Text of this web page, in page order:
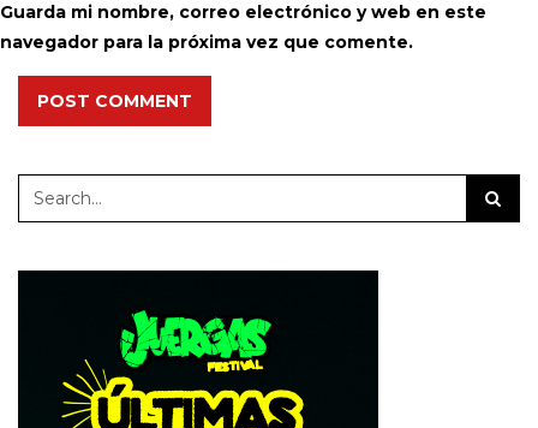
Guarda mi nombre, correo electrónico y web en este
navegador para la próxima vez que comente.
POST COMMENT